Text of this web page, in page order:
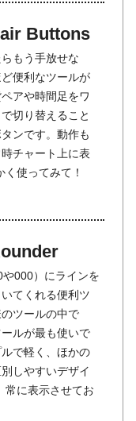
Buttons
もう手放せな
便利なツールが
アや時間足をワ
切り替えること
ンです。動作も
チャート上に表
使ってみて！
や000）にラインを
てくれる便利ツ
ツールの中で
ルが最も使いで
で軽く、ほかの
しやすいデザイ
常に表示させてお